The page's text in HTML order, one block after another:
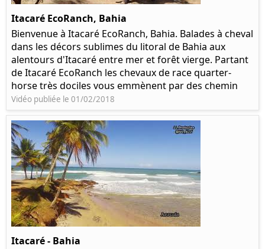
Itacaré EcoRanch, Bahia
Bienvenue à Itacaré EcoRanch, Bahia. Balades à cheval
dans les décors sublimes du litoral de Bahia aux
alentours d'Itacaré entre mer et forêt vierge. Partant
de Itacaré EcoRanch les chevaux de race quarter-
horse très dociles vous emmènent par des chemin
Vidéo publiée le 01/02/2018
Itacaré - Bahia